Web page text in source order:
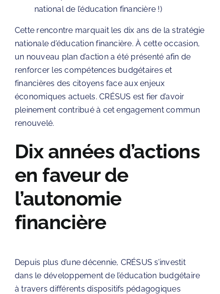
national de l’éducation financière !)
Cette rencontre marquait les dix ans de la stratégie
nationale d’éducation financière. À cette occasion,
un nouveau plan d’actiona été présenté afin de
renforcer les compétences budgétaires et
financières des citoyens face aux enjeux
économiques actuels. CRÉSUS est fier d’avoir
pleinement contribué à cet engagement commun
renouvelé.
Dix années d’actions
en faveur de
l’autonomie
financière
Depuis plus d’une décennie, CRÉSUS s’investit
dans le développement de l’éducation budgétaire
à travers différents dispositifs pédagogiques